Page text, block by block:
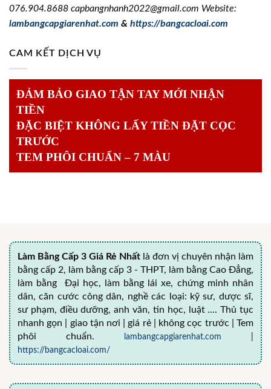
076.904.8688 capbangnhanh2022@gmail.com Website:
lambangcapgiarenhat.com & https://bangcacloai.com
CAM KẾT DỊCH VỤ
ĐẢM BẢO GIAO TẬN TAY MỚI NHẬN
TIỀN
ĐẶC BIỆT KHÔNG LẤY TIỀN ĐẶT CỌC
TRƯỚC
TEM PHÔI CHUẨN – 7 MÀU
Làm Bằng Cấp 3 Giá Rẻ Nhất là đơn vị chuyên nhận làm
bằng cấp 2, làm bằng cấp 3 - THPT, làm bằng Cao Đẳng,
làm bằng Đại học, làm bằng lái xe, chứng minh nhân
dân, căn cước công dân, nghề các loại: kỹ sư, dược sĩ,
sư phạm, điều dưỡng, anh văn, tin học, luật .... Thủ tục
nhanh gọn | giao tận nơi | giá rẻ | không cọc trước | Tem
phôi chuẩn.
lambangcapgiarenhat.com
https://bangcacloai.com/